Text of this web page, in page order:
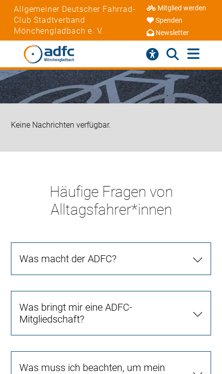
Allgemeiner Deutscher Fahrrad-
Club Stadtverband
Mönchengladbach e. V.
Mitglied werden
Spenden
Newsletter
Keine Nachrichten verfügbar.
Häufige Fragen von
Alltagsfahrer*innen
Was macht der ADFC?
Was bringt mir eine ADFC-
Mitgliedschaft?
Was muss ich beachten, um mein